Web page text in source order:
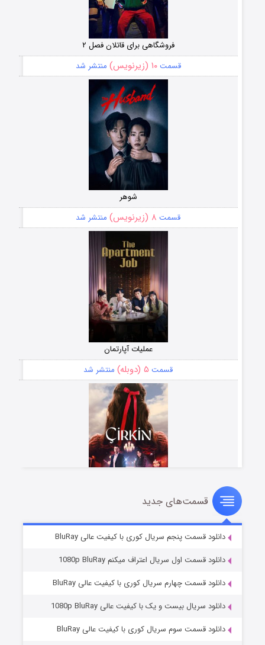
فروشگاهی برای قاتلان فصل ۲
قسمت۱۰ (زیرنویس) منتشر شد
شوهر
قسمت ۸ (زیرنویس) منتشر شد
عملیات آپارتمان
قسمت ۵ (دوبله) منتشر شد
سریال زشت
قسمت۲ (زیرنویس) منتشر شد
قسمت‌های جدید
دانلود قسمت پنجم سریال کوری با کیفیت عالی BluRay
دانلود قسمت اول سریال اعتراف میکنم 1080p BluRay
دانلود قسمت چهارم سریال کوری با کیفیت عالی BluRay
دانلود سریال بیست و یک با کیفیت عالی 1080p BluRay
دانلود قسمت سوم سریال کوری با کیفیت عالی BluRay